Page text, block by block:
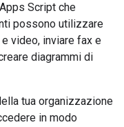
Script che
possono utilizzare
video, inviare fax e
diagrammi di
tua organizzazione
in modo